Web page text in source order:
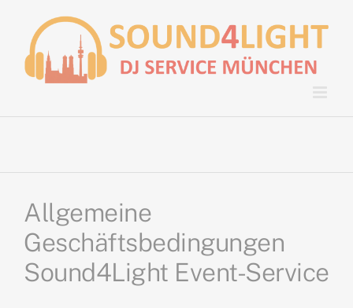
Inhalt
springen
Allgemeine
Geschäftsbedingungen
Sound4Light Event-Service